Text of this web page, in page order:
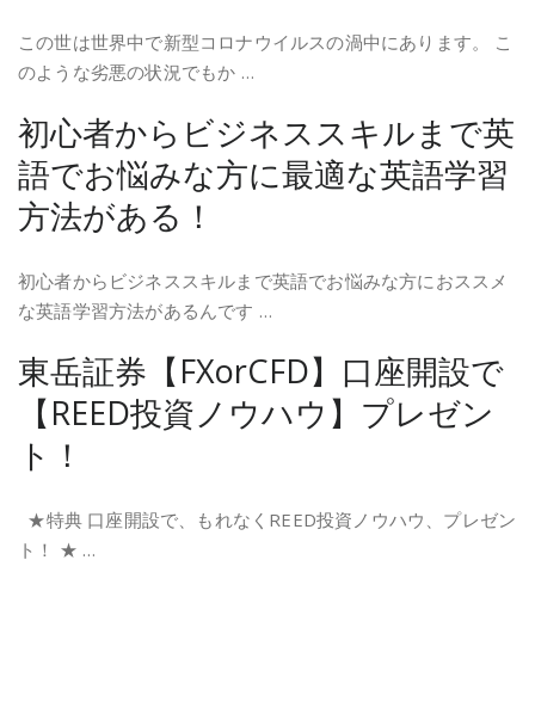
この世は世界中で新型コロナウイルスの渦中にあります。 こ
のような劣悪の状況でもか …
初心者からビジネススキルまで英
語でお悩みな方に最適な英語学習
方法がある！
初心者からビジネススキルまで英語でお悩みな方におススメ
な英語学習方法があるんです …
東岳証券【FXorCFD】口座開設で
【REED投資ノウハウ】プレゼン
ト！
★特典 口座開設で、もれなくREED投資ノウハウ、プレゼン
ト！ ★ …